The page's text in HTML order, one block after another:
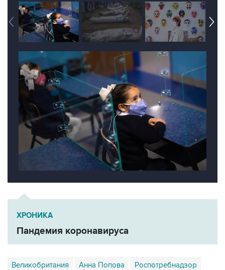
ХРОНИКА
Пандемия коронавируса
Великобритания Анна Попова Роспотребнадзор